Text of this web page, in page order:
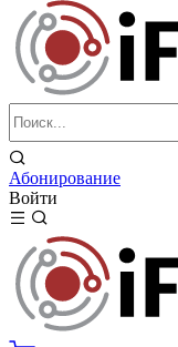
Абонирование
Войти